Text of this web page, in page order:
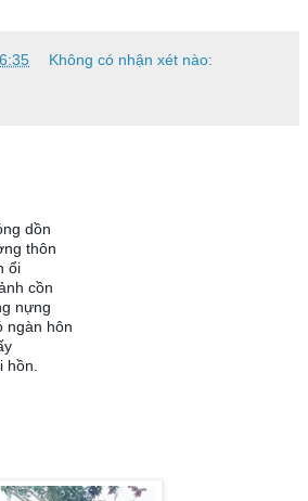
Không có nhận xét nào:
dồn
thôn
ổi
cồn
nựng
ngàn hôn